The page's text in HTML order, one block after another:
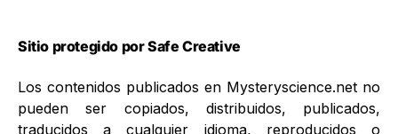
Sitio protegido por Safe Creative
Los contenidos publicados en Mysteryscience.net no
pueden ser copiados, distribuidos, publicados,
traducidos a cualquier idioma, reproducidos o